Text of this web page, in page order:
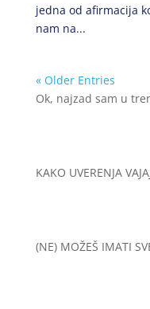
jedna od afirmacija
nam na...
« Older Entries
Ok, najzad sam u
KAKO UVERENJA
(NE) MOŽEŠ IMATI